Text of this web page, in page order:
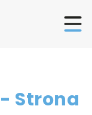
Strona